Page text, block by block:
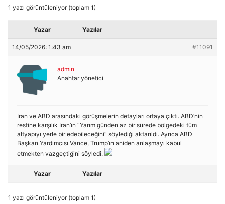
1 yazı görüntüleniyor (toplam 1)
Yazar Yazılar
14/05/2026: 1:43 am #11091
admin
Anahtar yönetici
İran ve ABD arasındaki görüşmelerin detayları ortaya çıktı. ABD’nin
restine karşılık İran’ın “Yarım günden az bir sürede bölgedeki tüm
altyapıyı yerle bir edebileceğini” söylediği aktarıldı. Ayrıca ABD
Başkan Yardımcısı Vance, Trump’ın aniden anlaşmayı kabul
etmekten vazgeçtiğini söyledi.
Yazar Yazılar
1 yazı görüntüleniyor (toplam 1)